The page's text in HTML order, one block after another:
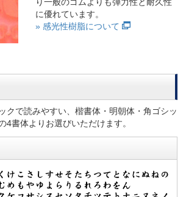
に優れています。
» 感光性樹脂について
クで読みやすい、楷書体・明朝体・角ゴシッ
4書体よりお選びいただけます。